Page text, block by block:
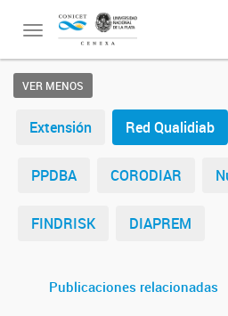
Toggle
VER MENOS
Extensión Red Qualidiab
PPDBA CORODIAR
FINDRISK DIAPREM
Publicaciones relacionadas